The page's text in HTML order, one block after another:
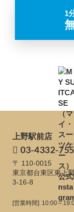
1
上野駅前店
03-4332-
〒 110-0015
東京都台東区東上
3-16-8
[営業時間] 10:00～